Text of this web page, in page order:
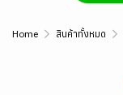
Home สินค้าทั้งหมด